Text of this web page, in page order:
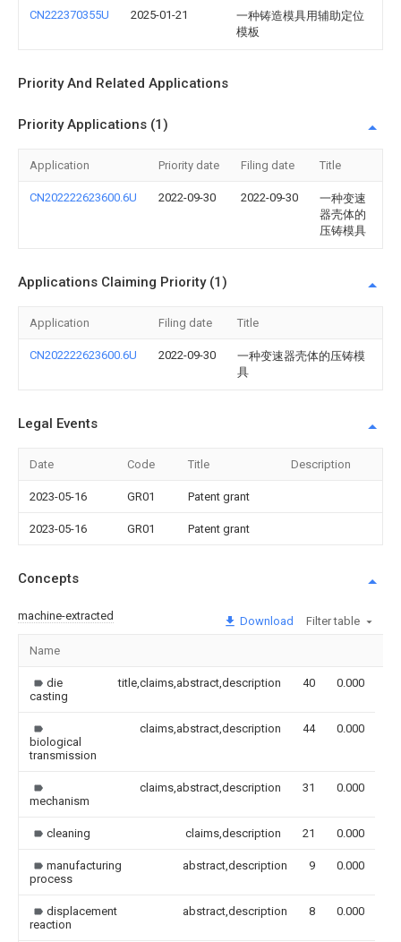
CN222370355U 2025-01-21
一种铸造模具用辅助定位
模板
Priority And Related Applications
Priority Applications (1)
Application Priority date Filing date Title
CN202222623600.6U 2022-09-30 2022-09-30
一种变速
器壳体的
压铸模具
Applications Claiming Priority (1)
Application Filing date Title
CN202222623600.6U 2022-09-30
一种变速器壳体的压铸模
具
Legal Events
Date Code Title Description
2023-05-16 GR01 Patent grant
2023-05-16 GR01 Patent grant
Concepts
machine-extracted Download Filter table
Name
die
casting
title,claims,abstract,description 40 0.000
biological
transmission
claims,abstract,description 44 0.000
mechanism
claims,abstract,description 31 0.000
cleaning claims,description 21 0.000
manufacturing
process
abstract,description 9 0.000
displacement
reaction
abstract,description 8 0.000